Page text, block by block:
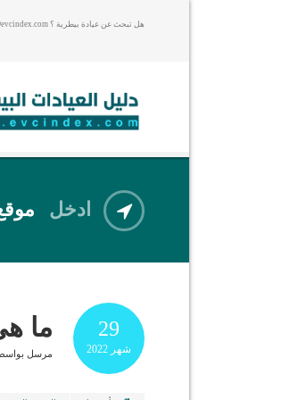
هل تبحث عن عيادة بيطرية ؟ contact@evcindex.com
ادخل
29
شهر 2022
ما
مرسل